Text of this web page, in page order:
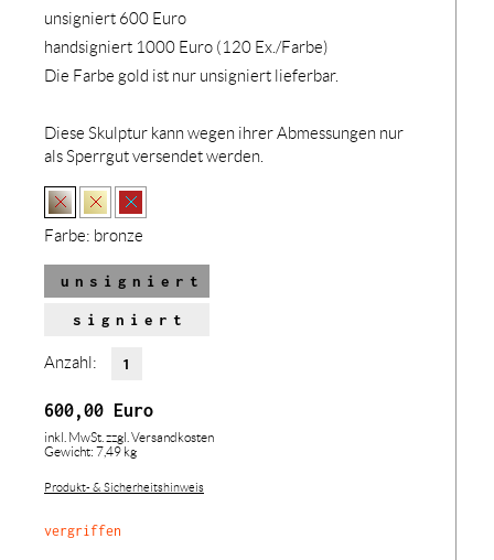
unsigniert 600 Euro
handsigniert 1000 Euro (120 Ex./Farbe)
Die Farbe gold ist nur unsigniert lieferbar.
Diese Skulptur kann wegen ihrer Abmessungen nur
als Sperrgut versendet werden.
Farbe: bronze
unsigniert
signiert
Anzahl:
600,00 Euro
inkl. MwSt. zzgl. Versandkosten
Gewicht: 7,49 kg
Produkt- & Sicherheitshinweis
vergriffen